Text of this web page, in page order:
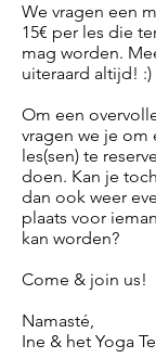
We vragen een
15€ per les die
mag worden.
uiteraard altijd! :)
Om een
vragen we je om
les(sen) te
doen. Kan je
dan ook weer
plaats voor
kan worden?
Come & join us!
Namasté,
Ine & het Yoga